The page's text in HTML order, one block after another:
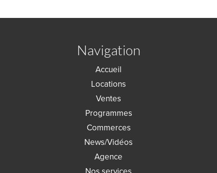
Navigation
Accueil
Locations
Ventes
Programmes
Commerces
News/Vidéos
Agence